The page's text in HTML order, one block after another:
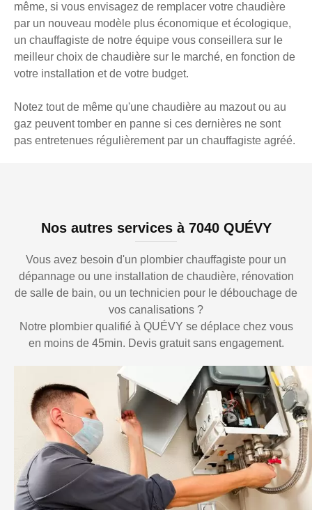
même, si vous envisagez de remplacer votre chaudière
par un nouveau modèle plus économique et écologique,
un chauffagiste de notre équipe vous conseillera sur le
meilleur choix de chaudière sur le marché, en fonction de
votre installation et de votre budget.
Notez tout de même qu'une chaudière au mazout ou au
gaz peuvent tomber en panne si ces dernières ne sont
pas entretenues régulièrement par un chauffagiste agréé.
Nos autres services à 7040 QUÉVY
Vous avez besoin d'un plombier chauffagiste pour un
dépannage ou une installation de chaudière, rénovation
de salle de bain, ou un technicien pour le débouchage de
vos canalisations ?
Notre plombier qualifié à QUÉVY se déplace chez vous
en moins de 45min. Devis gratuit sans engagement.